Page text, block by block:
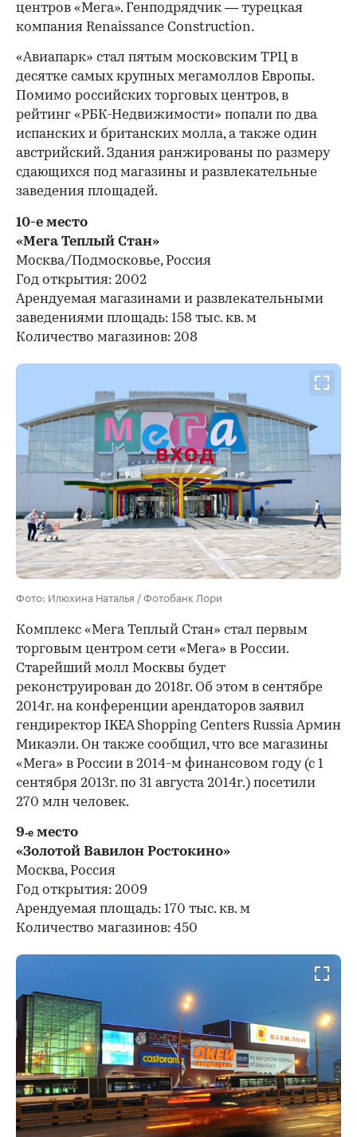
центров «Мега». Генподрядчик — турецкая
компания Renaissance Construction.
«Авиапарк» стал пятым московским ТРЦ в
десятке самых крупных мегамоллов Европы.
Помимо российских торговых центров, в
рейтинг «РБК-Недвижимости» попали по два
испанских и британских молла, а также один
австрийский. Здания ранжированы по размеру
сдающихся под магазины и развлекательные
заведения площадей.
10-е место
«Мега Теплый Стан»
Москва/Подмосковье, Россия
Год открытия: 2002
Арендуемая магазинами и развлекательными
заведениями площадь: 158 тыс. кв. м
Количество магазинов: 208
Фото: Илюхина Наталья / Фотобанк Лори
Комплекс «Мега Теплый Стан» стал первым
торговым центром сети «Мега» в России.
Старейший молл Москвы будет
реконструирован до 2018г. Об этом в сентябре
2014г. на конференции арендаторов заявил
гендиректор IKEA Shopping Centers Russia Армин
Микаэли. Он также сообщил, что все магазины
«Мега» в России в 2014-м финансовом году (с 1
сентября 2013г. по 31 августа 2014г.) посетили
270 млн человек.
9-е место
«Золотой Вавилон Ростокино»
Москва, Россия
Год открытия: 2009
Арендуемая площадь: 170 тыс. кв. м
Количество магазинов: 450